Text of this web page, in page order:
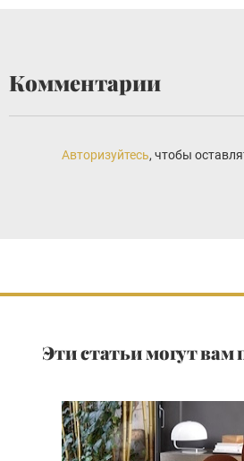
Комментарии
Авторизуйтесь, чтобы
Эти статьи могут вам